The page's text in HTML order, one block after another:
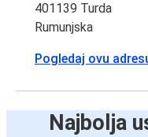
401139 Turda
Rumunjska
Pogledaj ovu
Najbolja